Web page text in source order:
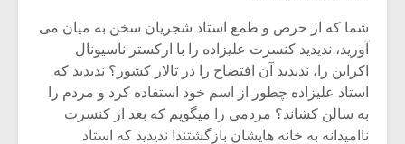
شما که از حرص و طمع استاد شجریان سخن به میان می‏
آورید، ندیدید کنسرت علیزاده را با ارکستر ناسیونال
اکراین را، ندیدید آن افتضاح را در تالار کشور؟ ندیدید که
استاد علیزاده چطور از اسم خود استفاده کرد و مردم را
به سالن کشاند؟ مردمی را می‏گویم که بعد از کنسرت
ناامیدانه به خانه‏ هایشان بازگشتند! ندیدید که استاد